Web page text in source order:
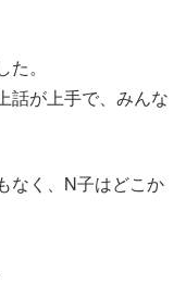
。
話が上手で、みんな
なく、N子はどこか